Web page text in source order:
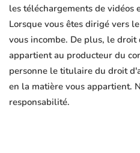
les téléchargements de vidéos
Lorsque vous êtes dirigé vers
vous incombe. De plus, le
appartient au producteur du
personne le titulaire du droit
en la matière vous appartient.
responsabilité.